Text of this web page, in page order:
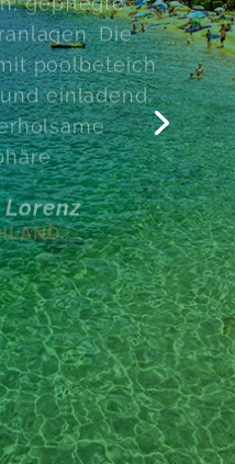
K
Die
poolbeteich
einladend.